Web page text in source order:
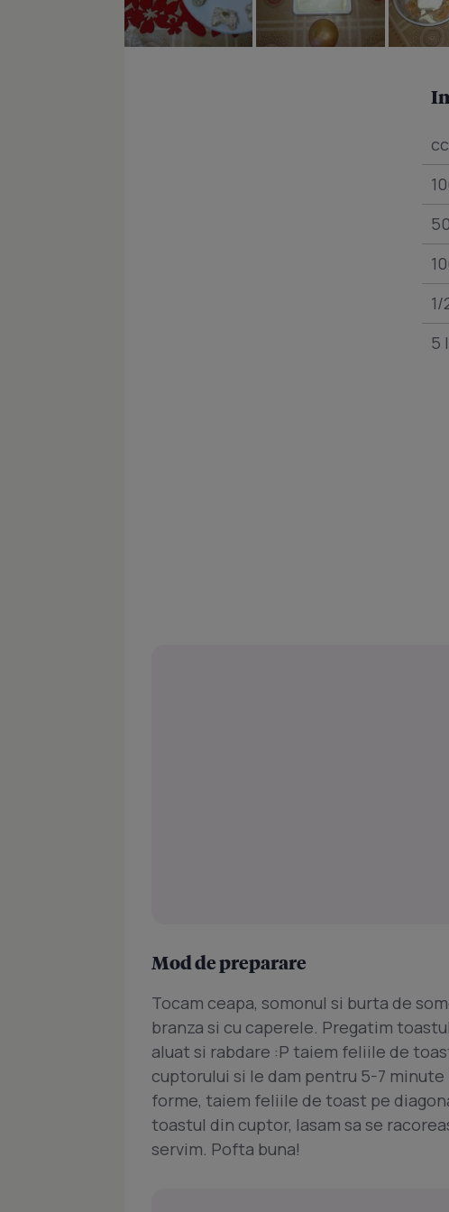
1/
5
Mod de preparare
Tocam ceapa, somonul si burta de
branza si cu caperele. Pregatim
aluat si rabdare :P taiem feliile de
cuptorului si le dam pentru 5-7
forme, taiem feliile de toast pe
toastul din cuptor, lasam sa se
servim. Pofta buna!